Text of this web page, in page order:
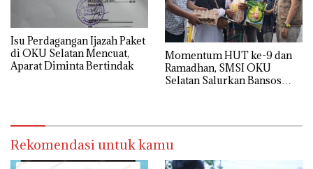
Isu Perdagangan Ijazah Paket
di OKU Selatan Mencuat,
Aparat Diminta Bertindak
Momentum HUT ke-9 dan
Ramadhan, SMSI OKU
Selatan Salurkan Bansos
Rekomendasi untuk kamu